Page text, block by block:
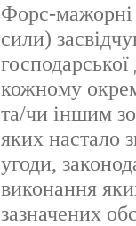
Форс-мажорні
сили)
кожному
та/чи іншим
яких настало
угоди,
виконання
зазначених